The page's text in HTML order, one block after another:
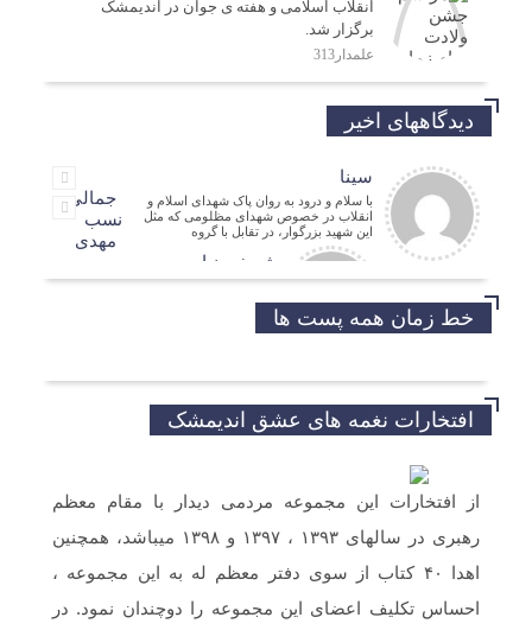
انقلاب اسلامی و هفته ی جوان در اندیمشک
برگزار شد.
علمدار313
دیدگاههای اخیر
سینا
با سلام و درود به روان پاک شهدای اسلام و
انقلاب در خصوص شهدای مظلومی که مثل
این شهید بزرگوار، در تقابل با گروه
جمالی
نسب
مهدی
شریفی نیا
مدیر فرهنگی
سلام و ارادت. بله از طریق خط تلفن شما در
حسین
خط زمان همه پست ها
افتخارات نغمه های عشق اندیمشک
از افتخارات این مجموعه مردمی دیدار با مقام معظم
رهبری در سالهای ۱۳۹۳ ، ۱۳۹۷ و ۱۳۹۸ میباشد، همچنین
اهدا ۴۰ کتاب از سوی دفتر معظم له به این مجموعه ،
احساس تکلیف اعضای این مجموعه را دوچندان نمود. در